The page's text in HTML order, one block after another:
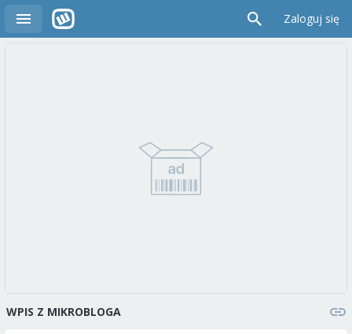
Zaloguj się
WPIS Z MIKROBLOGA